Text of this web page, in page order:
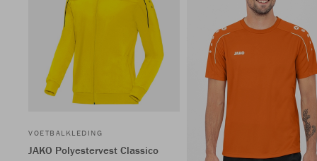
VOETBALKLEDING
JAKO Polyestervest Classico